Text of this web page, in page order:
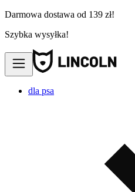
Darmowa dostawa od 139 zł!
Szybka wysyłka!
dla psa